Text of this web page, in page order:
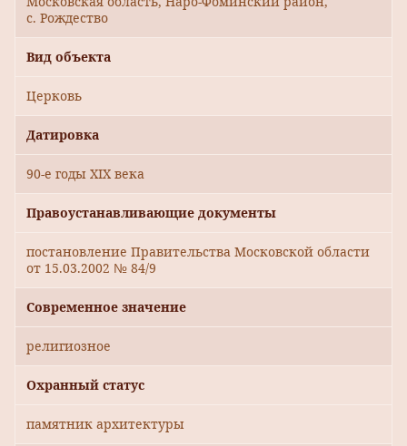
с. Рождество
Вид объекта
Церковь
Датировка
90-е годы XIX века
Правоустанавливающие документы
постановление Правительства Московской области
от 15.03.2002 № 84/9
Современное значение
религиозное
Охранный статус
памятник архитектуры